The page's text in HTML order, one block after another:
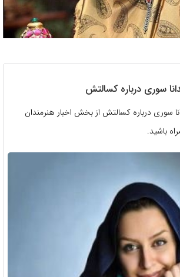
سوری درباره کسالتش
سوری درباره کسالتش از بخش اخبار هنرمندان
باشید.